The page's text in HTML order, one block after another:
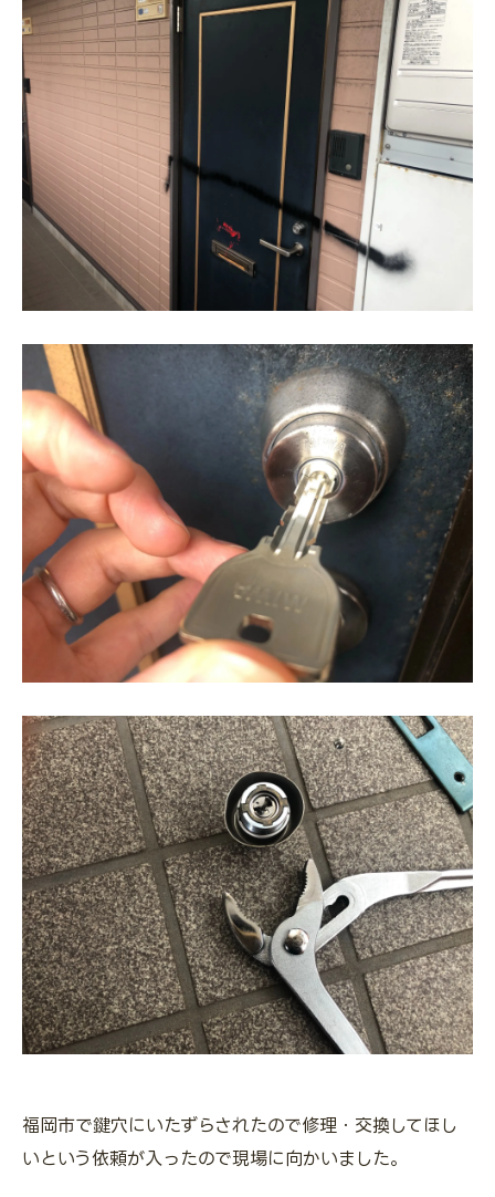
福岡市で鍵穴にいたずらされたので修理・交換してほし
いという依頼が入ったので現場に向かいました。